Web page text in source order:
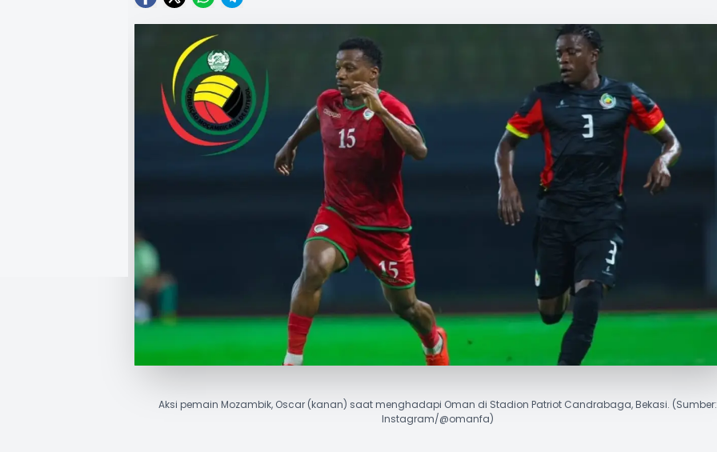
Aksi pemain Mozambik, Oscar (kanan) saat menghadapi Oman di Stadion Patriot Candrabaga, Bekasi. (Sumber:
Instagram/@omanfa)